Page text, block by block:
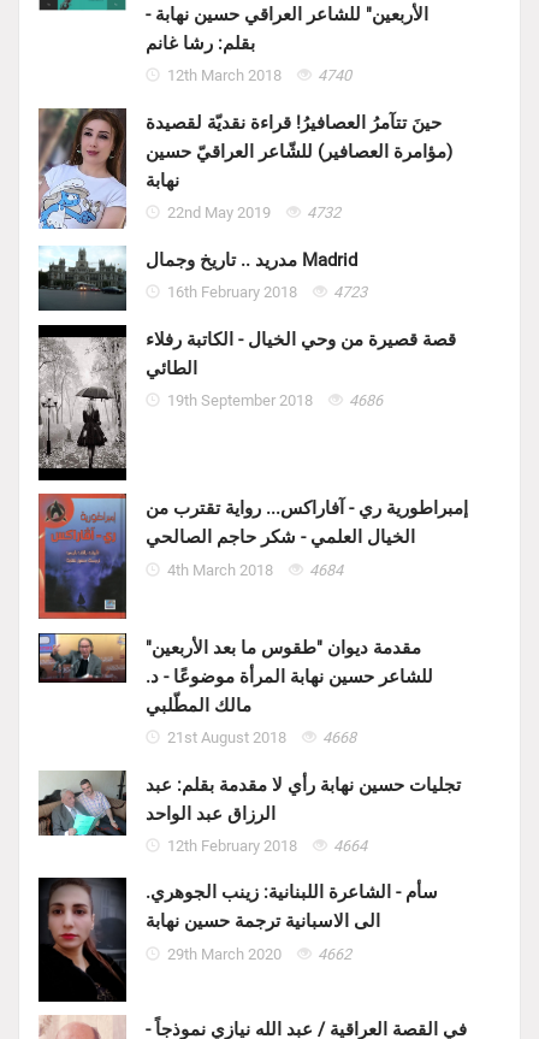
الأربعين" للشاعر العراقي حسين نهابة -
بقلم: رشا غانم
12th March 2018 4740
حينَ تتآمرُ العصافيرُ! قراءة نقديّة لقصيدة
(مؤامرة العصافير) للشّاعر العراقيّ حسين
نهابة
22nd May 2019 4732
مدريد .. تاريخ وجمال Madrid
16th February 2018 4723
قصة قصيرة من وحي الخيال - الكاتبة رفلاء
الطائي
19th September 2018 4686
إمبراطورية ري - آفاراكس... رواية تقترب من
الخيال العلمي - شكر حاجم الصالحي
4th March 2018 4684
مقدمة ديوان "طقوس ما بعد الأربعين"
للشاعر حسين نهابة المرأة موضوعًا - د.
مالك المطّلبي
21st August 2018 4668
تجليات حسين نهابة رأي لا مقدمة بقلم: عبد
الرزاق عبد الواحد
12th February 2018 4664
سأم - الشاعرة اللبنانية: زينب الجوهري.
الى الاسبانية ترجمة حسين نهابة
29th March 2020 4662
في القصة العراقية / عبد الله نيازي نموذجاً -